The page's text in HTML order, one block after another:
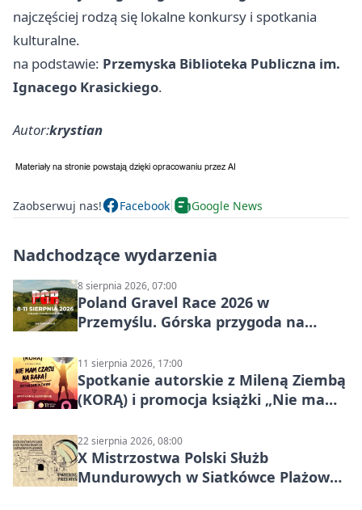
najczęściej rodzą się lokalne konkursy i spotkania
kulturalne.
na podstawie: Przemyska Biblioteka Publiczna im.
Ignacego Krasickiego.
Autor:krystian
Zaobserwuj nas! Facebook Google News
Nadchodzące wydarzenia
8 sierpnia 2026, 07:00
Poland Gravel Race 2026 w
Przemyślu. Górska przygoda na
11 sierpnia 2026, 17:00
Spotkanie autorskie z Mileną Ziembą
(KORĄ) i promocja książki „Nie mam
22 sierpnia 2026, 08:00
X Mistrzostwa Polski Służb
Mundurowych w Siatkówce Plażowej